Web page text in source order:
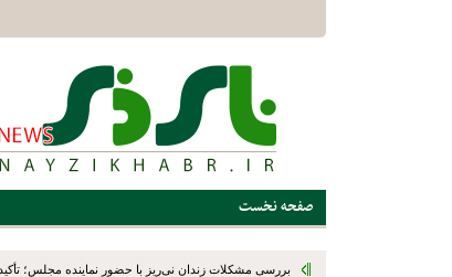
صفحه نخست
بررسی مشکلات زندان نی‌ریز با حضور نماینده مجلس؛ تأکید